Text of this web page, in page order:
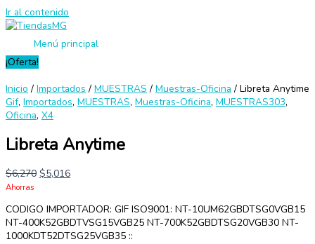
Ir al contenido
Menú principal
¡Oferta!
Inicio / Importados / MUESTRAS / Muestras-Oficina / Libreta Anytime
Gif, Importados, MUESTRAS, Muestras-Oficina, MUESTRAS303,
Oficina, X4
Libreta Anytime
$6,270 $5,016
Ahorras
CODIGO IMPORTADOR: GIF ISO9001: NT-10UM62GBDTSG0VGB15
NT-400K52GBDTVSG15VGB25 NT-700K52GBDTSG20VGB30 NT-
1000KDT52DTSG25VGB35 ::